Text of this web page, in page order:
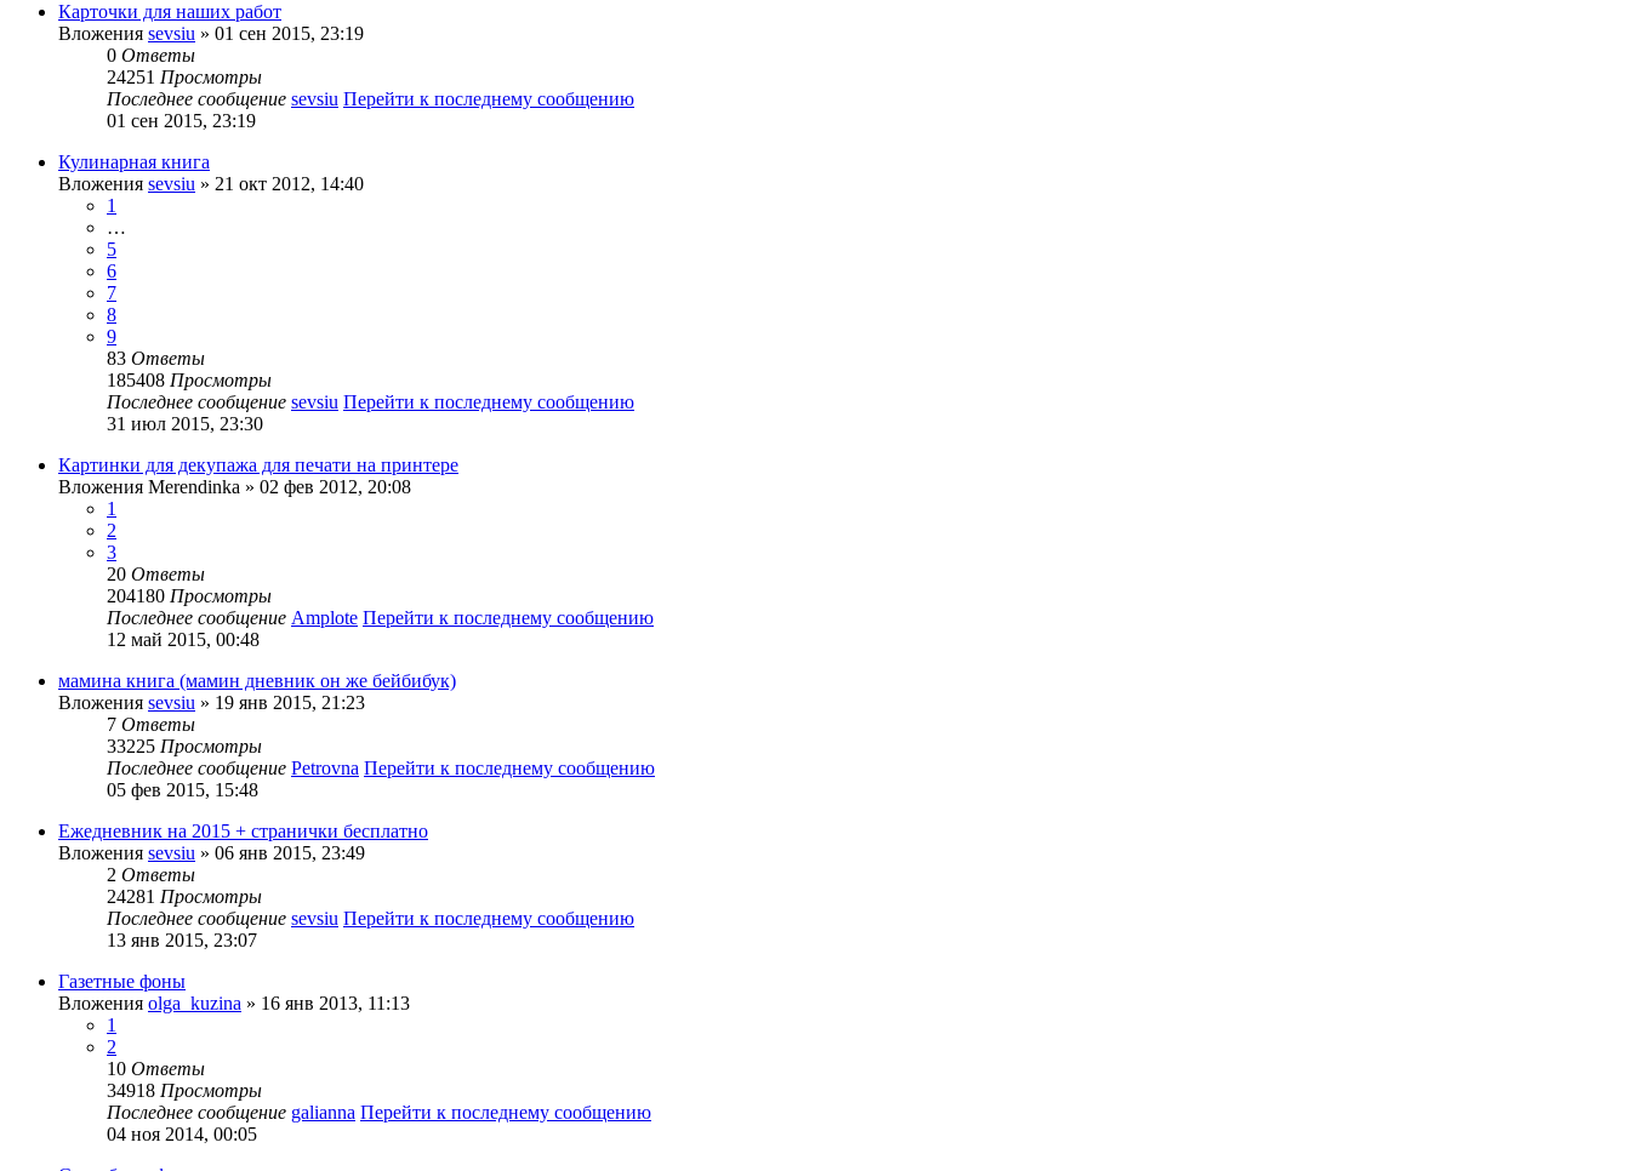
Карточки для наших работ
Вложения sevsiu » 01 сен 2015, 23:19
0 Ответы
24251 Просмотры
Последнее сообщение sevsiu Перейти к последнему сообщению
01 сен 2015, 23:19
Кулинарная книга
Вложения sevsiu » 21 окт 2012, 14:40
1
…
5
6
7
8
9
83 Ответы
185408 Просмотры
Последнее сообщение sevsiu Перейти к последнему сообщению
31 июл 2015, 23:30
Картинки для декупажа для печати на принтере
Вложения Merendinka » 02 фев 2012, 20:08
1
2
3
20 Ответы
204180 Просмотры
Последнее сообщение Amplote Перейти к последнему сообщению
12 май 2015, 00:48
мамина книга (мамин дневник он же бейбибук)
Вложения sevsiu » 19 янв 2015, 21:23
7 Ответы
33225 Просмотры
Последнее сообщение Petrovna Перейти к последнему сообщению
05 фев 2015, 15:48
Ежедневник на 2015 + странички бесплатно
Вложения sevsiu » 06 янв 2015, 23:49
2 Ответы
24281 Просмотры
Последнее сообщение sevsiu Перейти к последнему сообщению
13 янв 2015, 23:07
Газетные фоны
Вложения olga_kuzina » 16 янв 2013, 11:13
1
2
10 Ответы
34918 Просмотры
Последнее сообщение galianna Перейти к последнему сообщению
04 ноя 2014, 00:05